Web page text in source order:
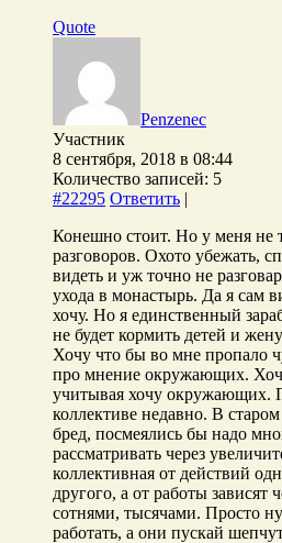
Quote
Penzenec
Участник
8 сентября, 2018 в 08:44
Количество записей: 5
#22295 Ответить |
Конешно стоит. Но у меня не
разговоров. Охото убежать,
видеть и уж точно не
ухода в монастырь. Да я сам
хочу. Но я единственный
не будет кормить детей и
Хочу что бы во мне пропало
про мнение окружающих.
учитывая хочу окружающих.
коллективе недавно. В
бред, посмеялись бы надо
рассматривать через
коллективная от действий
другого, а от работы зависят
сотнями, тысячами. Просто
работать, а они пускай